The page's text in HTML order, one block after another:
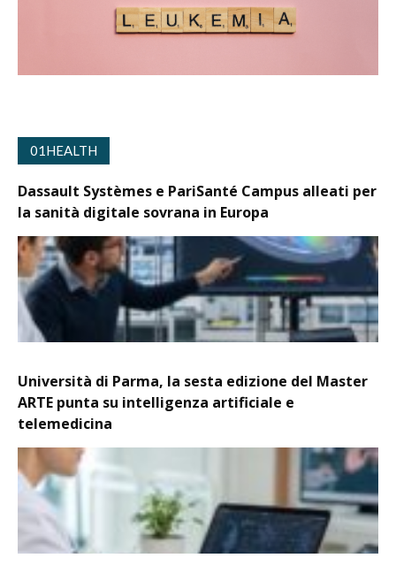
01HEALTH
Dassault Systèmes e PariSanté Campus alleati per
la sanità digitale sovrana in Europa
Università di Parma, la sesta edizione del Master
ARTE punta su intelligenza artificiale e
telemedicina